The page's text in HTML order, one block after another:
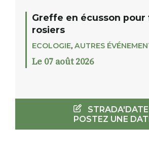
Greffe en écusson
rosiers
ECOLOGIE, AUTRES
Le 07 août 2026
POSTEZ UNE